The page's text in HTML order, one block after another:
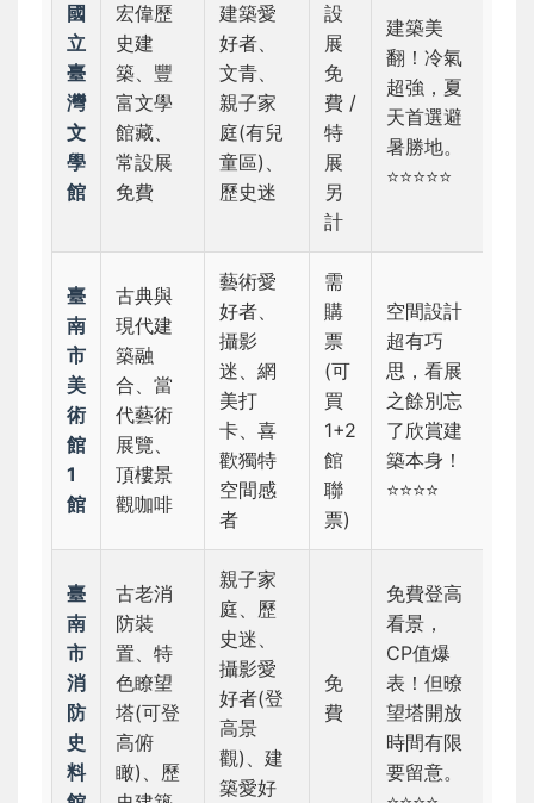
國
立
臺
灣
文
學
館
宏偉歷
史建
築、豐
富文學
館藏、
常設展
免費
建築愛
好者、
文青、
親子家
庭(有兒
童區)、
歷史迷
設
展
免
費 /
特
展
另
計
建築美
翻！冷氣
超強，夏
天首選避
暑勝地。
⭐⭐⭐⭐⭐
臺
南
市
美
術
館
1
館
古典與
現代建
築融
合、當
代藝術
展覽、
頂樓景
觀咖啡
藝術愛
好者、
攝影
迷、網
美打
卡、喜
歡獨特
空間感
者
需
購
票
(可
買
1+2
館
聯
票)
空間設計
超有巧
思，看展
之餘別忘
了欣賞建
築本身！
⭐⭐⭐⭐
臺
南
市
消
防
史
料
古老消
防裝
置、特
色瞭望
塔(可登
高俯
瞰)、歷
親子家
庭、歷
史迷、
攝影愛
好者(登
高景
觀)、建
築愛好
免
費
免費登高
看景，
CP值爆
表！但暸
望塔開放
時間有限
要留意。